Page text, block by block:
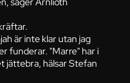
är inte klar utan jag
funderar. "Marre" har i
jättebra, hälsar Stefan